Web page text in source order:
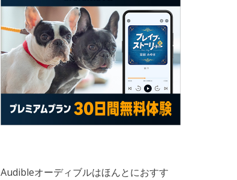
Audibleオーディブルはほんとにおすす